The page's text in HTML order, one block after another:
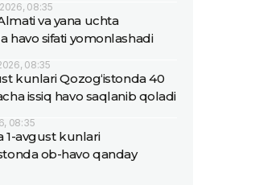
08:35
va yana uchta
havo sifati yomonlashadi
08:35
kunlari Qozog‘istonda 40
issiq havo saqlanib qoladi
08:35
1-avgust kunlari
ob-havo qanday